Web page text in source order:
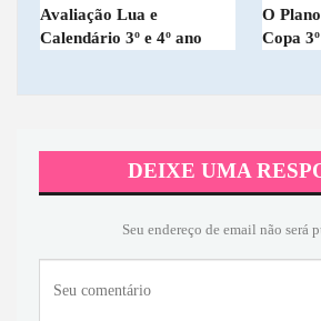
Avaliação Lua e
Calendário 3º e 4º ano
O
Copa
DEIXE UMA
Seu endereço de email não será